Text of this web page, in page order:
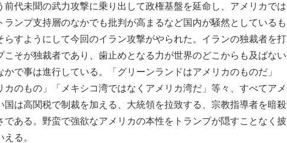
前代未聞の武力攻撃に乗り出して政権基盤を延命し、アメリカでは
ランプ支持層のなかでも批判が高まるなど国内が騒然としているも
らすようにして今回のイラン攻撃がやられた。イランの独裁者を打
こそが独裁者であり、歯止めとなる力が世界のどこからも及ばない
かで事は進行している。「グリーンランドはアメリカのものだ」
カのもの」「メキシコ湾ではなくアメリカ湾だ」等々、すべてアメ
国は高関税で制裁を加える、大統領を拉致する、宗教指導者を暗殺
である。野蛮で強欲なアメリカの本性をトランプが隠すことなく披
る。